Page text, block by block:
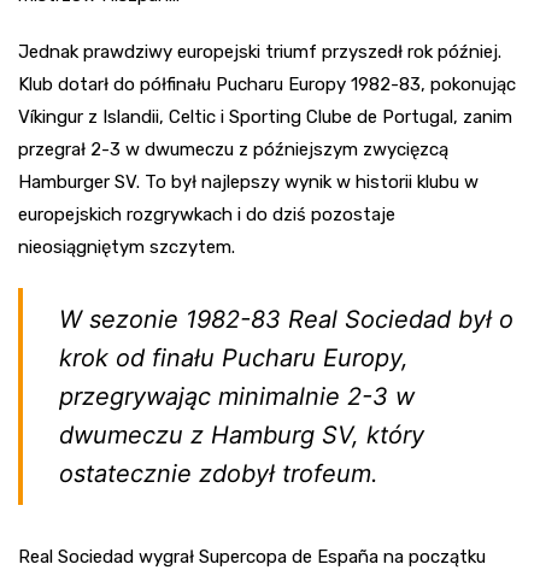
Jednak prawdziwy europejski triumf przyszedł rok później.
Klub dotarł do półfinału Pucharu Europy 1982-83, pokonując
Víkingur z Islandii, Celtic i Sporting Clube de Portugal, zanim
przegrał 2-3 w dwumeczu z późniejszym zwycięzcą
Hamburger SV. To był najlepszy wynik w historii klubu w
europejskich rozgrywkach i do dziś pozostaje
nieosiągniętym szczytem.
W sezonie 1982-83 Real Sociedad był o
krok od finału Pucharu Europy,
przegrywając minimalnie 2-3 w
dwumeczu z Hamburg SV, który
ostatecznie zdobył trofeum.
Real Sociedad wygrał Supercopa de España na początku